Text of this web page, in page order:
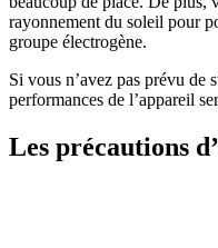
rayonnement du soleil pour
groupe électrogène.
Si vous n’avez pas prévu de
performances de l’appareil
Les précautions